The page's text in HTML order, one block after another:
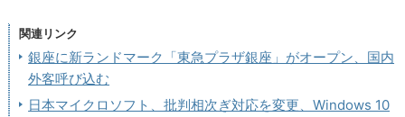
関連リンク
銀座に新ランドマーク「東急プラザ銀座」がオープン、国内
外客呼び込む
日本マイクロソフト、批判相次ぎ対応を変更、Windows 10